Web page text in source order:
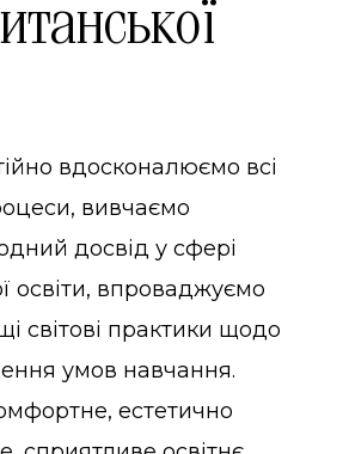
САДОК ТА
ШКОЛА-ПАНСІОН
ДИТЯЧОГО
вдосконалюємо всі
вивчаємо
досвід у сфері
освіти, впроваджуємо
світові практики щодо
умов навчання.
естетично